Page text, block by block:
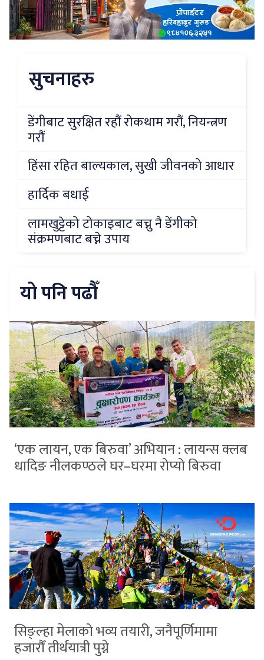
सुचनाहरु
डेंगीबाट सुरक्षित रहौं रोकथाम गरौं, नियन्त्रण
गरौं
हिंसा रहित बाल्यकाल, सुखी जीवनको आधार
हार्दिक बधाई
लामखुट्टेको टोकाइबाट बच्नु नै डेंगीको
संक्रमणबाट बच्ने उपाय
यो पनि पढौँ
‘एक लायन, एक बिरुवा’ अभियान : लायन्स क्लब
धादिङ नीलकण्ठले घर–घरमा रोप्यो बिरुवा
सिङ्ल्हा मेलाको भव्य तयारी, जनैपूर्णिमामा
हजारौँ तीर्थयात्री पुग्ने